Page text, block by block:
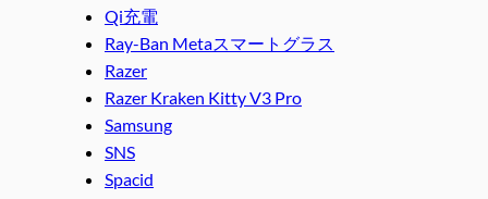
Qi充電
Ray-Ban Metaスマートグラス
Razer
Razer Kraken Kitty V3 Pro
Samsung
SNS
Spacid